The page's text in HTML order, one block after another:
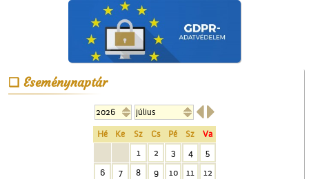
Eseménynaptár

Hé Ke Sz Cs Pé Sz
Va
1
2 3 4
5
6
7 8 9 10 11 12